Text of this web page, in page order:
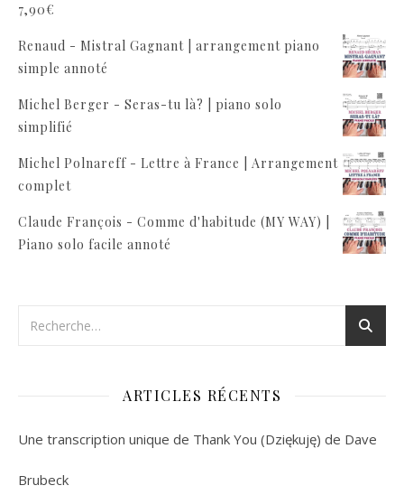
7,90€
Renaud - Mistral Gagnant | arrangement piano
simple annoté
Michel Berger - Seras-tu là? | piano solo
simplifié
Michel Polnareff - Lettre à France | Arrangement
complet
Claude François - Comme d'habitude (MY WAY) |
Piano solo facile annoté
ARTICLES RÉCENTS
Une transcription unique de Thank You (Dziękuję) de Dave
Brubeck